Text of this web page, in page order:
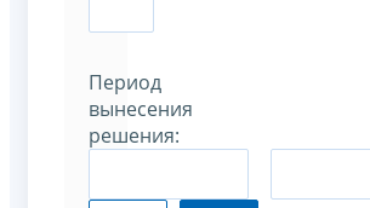
Период
вынесения
решения: